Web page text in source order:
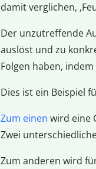
damit verglichen,
Der unzutreffende
auslöst und zu
Folgen haben,
Dies ist ein Beispiel
Zum einen wird eine
Zwei
Zum anderen wird